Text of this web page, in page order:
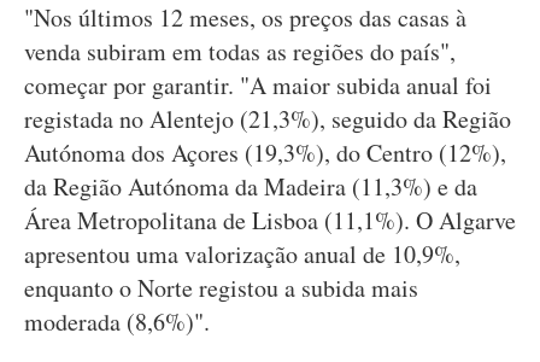
"Nos últimos 12 meses, os preços das casas à
venda subiram em todas as regiões do país",
começar por garantir. "A maior subida anual foi
registada no Alentejo (21,3%), seguido da Região
Autónoma dos Açores (19,3%), do Centro (12%),
da Região Autónoma da Madeira (11,3%) e da
Área Metropolitana de Lisboa (11,1%). O Algarve
apresentou uma valorização anual de 10,9%,
enquanto o Norte registou a subida mais
moderada (8,6%)".